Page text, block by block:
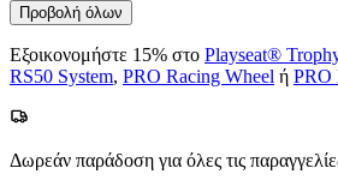
Προβολή όλων
Εξοικονομήστε 15% στο Playseat®
RS50 System, PRO Racing Wheel ή PRO
Δωρεάν παράδοση για όλες τις